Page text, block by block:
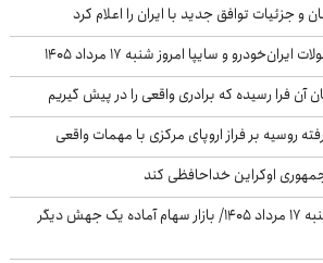
و جزئیات توافق جدید با ایران را اعلام کرد
و سایپا امروز شنبه ۱۷ مرداد ۱۴۰۵
آن فرا رسیده که برادری واقعی را در پیش گیریم
اوکراین خداحافظی کند
پیش‌بینی بورس فردا شنبه ۱۷ مرداد ۱۴۰۵/ بازار سهام آماده یک جهش دیگر